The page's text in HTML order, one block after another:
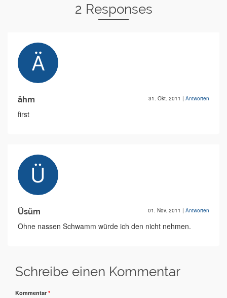
2 Responses
ähm 31. Okt. 2011 | Antworten
first
Üsüm 01. Nov. 2011 | Antworten
Ohne nassen Schwamm würde ich den nicht nehmen.
Schreibe einen Kommentar
Kommentar *